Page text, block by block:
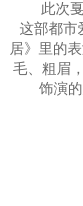
此次戛
这部都市
居》里的
毛、粗眉
饰演